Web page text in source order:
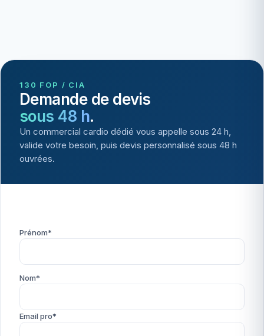
130 FOP / CIA
Demande de devis
sous 48 h.
Un commercial cardio dédié vous appelle sous 24 h,
valide votre besoin, puis devis personnalisé sous 48 h
ouvrées.
Prénom*
Nom*
Email pro*